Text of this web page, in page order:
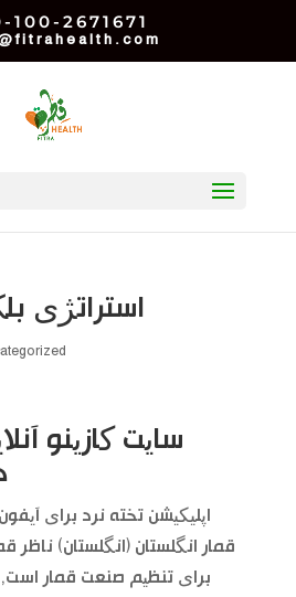
100-2671671
استراتژی
سایت کازینو
اپلیکیشن تخته نرد برای
قمار انگلستان (انگلستان) ناظر
برای تنظیم صنعت قمار